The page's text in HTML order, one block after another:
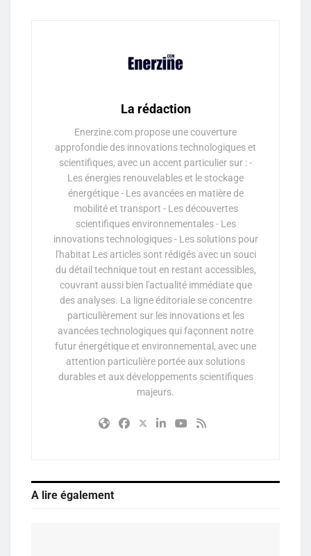
La rédaction
Enerzine.com propose une couverture
approfondie des innovations technologiques et
scientifiques, avec un accent particulier sur : -
Les énergies renouvelables et le stockage
énergétique - Les avancées en matière de
mobilité et transport - Les découvertes
scientifiques environnementales - Les
innovations technologiques - Les solutions pour
l'habitat Les articles sont rédigés avec un souci
du détail technique tout en restant accessibles,
couvrant aussi bien l'actualité immédiate que
des analyses. La ligne éditoriale se concentre
particulièrement sur les innovations et les
avancées technologiques qui façonnent notre
futur énergétique et environnemental, avec une
attention particulière portée aux solutions
durables et aux développements scientifiques
majeurs.
A lire également